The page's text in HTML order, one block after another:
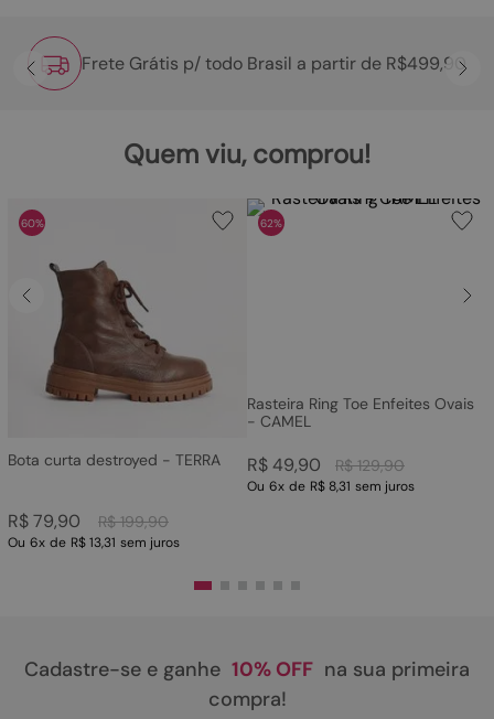
Frete Grátis p/ todo Brasil a partir de R$499,90
Quem viu, comprou!
60%
Bota curta destroyed - TERRA
R$ 199,90
R$79,90
Ou 6x de R$ 13,31 sem juros
62%
Rasteira Ring Toe Enfeites Ovais
- CAMEL
R$ 129,90
R$49,90
Ou 6x de R$ 8,31 sem juros
Cadastre-se e ganhe 10% OFF na sua primeira
compra!